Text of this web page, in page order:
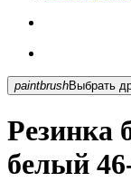
paintbrush
Резинка
белый